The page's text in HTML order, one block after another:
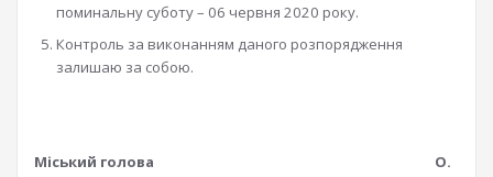
поминальну суботу – 06 червня 2020 року.
Контроль за виконанням даного розпорядження
залишаю за собою.
Міський голова О.